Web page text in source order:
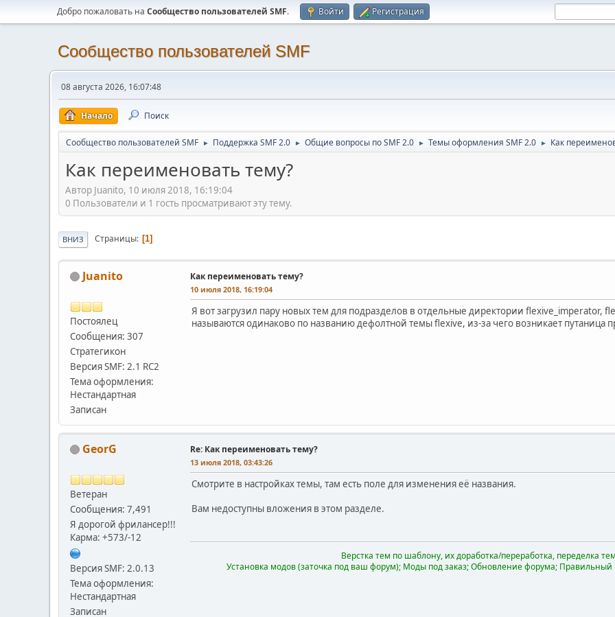
Добро пожаловать на Cообщество пользователей SMF. Войти Регистрация
Cообщество пользователей SMF
08 августа 2026, 16:07:48
Начало Поиск
Cообщество пользователей SMF ► Поддержка SMF 2.0 ► Общие вопросы по SMF 2.0 ► Темы оформления SMF 2.0 ► Как
Как переименовать тему?
Автор Juanito, 10 июля 2018, 16:19:04
0 Пользователи и 1 гость просматривают эту тему.
ВНИЗ Страницы 1
Juanito
Постоялец
Сообщения: 307
Стратегикон
Версия SMF: 2.1 RC2
Тема оформления:
Нестандартная
Записан
Как переименовать тему?
10 июля 2018, 16:19:04
Я вот загрузил пару новых тем для подразделов в отдельные директории flexive_imperator,
называются одинаково по названию дефолтной темы flexive, из-за чего возникает
GeorG
Ветеран
Сообщения: 7,491
Я дорогой фрилансер!!!
Карма: +573/-12
Версия SMF: 2.0.13
Тема оформления:
Нестандартная
Записан
Re: Как переименовать тему?
13 июля 2018, 03:43:26
Смотрите в настройках темы, там есть поле для изменения её названия.
Вам недоступны вложения в этом разделе.
Верстка тем по шаблону, их доработка/переработка, переделка
Установка модов (заточка под ваш форум); Моды под заказ; Обновление форума;